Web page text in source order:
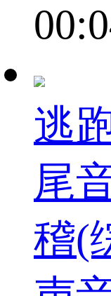
逃
尾
稽(